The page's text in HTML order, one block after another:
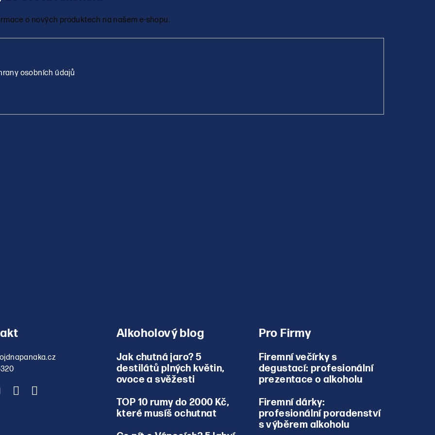
o nových produktech na našem e-shopu.
osobních údajů
Alkoholový blog
Jak chutná jaro? 5
destilátů plných květin,
ovoce a svěžesti
TOP 10 rumy do 2000 Kč,
které musíš ochutnat
Pro Firmy
Firemní večírky s
degustací: profesionální
prezentace o alkoholu
Firemní dárky:
profesionální poradenství
s výběrem alkoholu